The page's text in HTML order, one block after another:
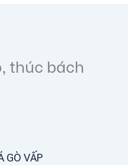
thúc bách
GÒ VẤP